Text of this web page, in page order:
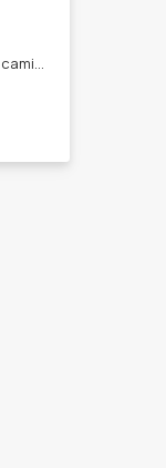
Ropa de campo Bombachas, camisas, remeras, fajas, cintos, alpargatas, boinas, etc